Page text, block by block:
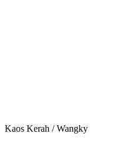
Kaos Kerah / Wangky